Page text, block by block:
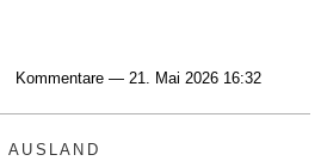
Kommentare — 21. Mai 2026 16:32
AUSLAND